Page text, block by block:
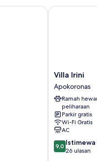
Villa
Irini
Apokoronas
Villa Irini
Apokoronas
Ramah
peliharaan
Parkir gratis
Wi-Fi Gratis
AC
9.0
dari
9,0 Istimewa
26 ulasan
Villa Irini